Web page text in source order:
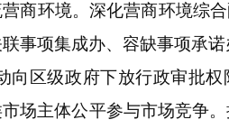
环境。深化营商环境综合
事项集成办、容缺事项承
向区级政府下放行政审批
场主体公平参与市场竞争